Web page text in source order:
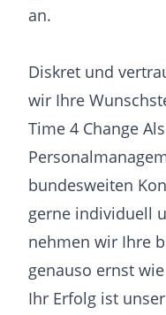
an.
Diskret und
wir Ihre
Time 4 Change
bundesweiten
gerne individuell
nehmen wir Ihre
genauso ernst
Ihr Erfolg ist